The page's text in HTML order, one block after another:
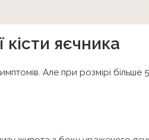
яєчника
Але при розмірі